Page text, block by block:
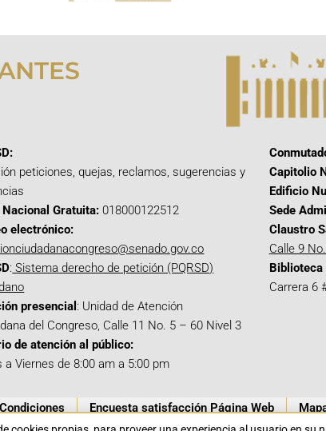
peticiones, quejas, reclamos, sugerencias y
Nacional Gratuita: 018000122512
electrónico:
: Sistema derecho de petición (PQRSD)
presencial : Unidad de Atención
del Congreso, Calle 11 No. 5 – 60 Nivel 3
de atención al público:
a Viernes de 8:00 am a 5:00 pm
Capitolio
Edificio
Sede
Claustro
Calle 9
Carrera 6
Encuesta satisfacción Página Web